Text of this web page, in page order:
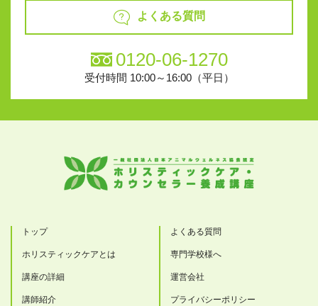
よくある質問
0120-06-1270
受付時間 10:00～16:00（平日）
トップ
ホリスティックケアとは
講座の詳細
講師紹介
よくある質問
専門学校様へ
運営会社
プライバシーポリシー